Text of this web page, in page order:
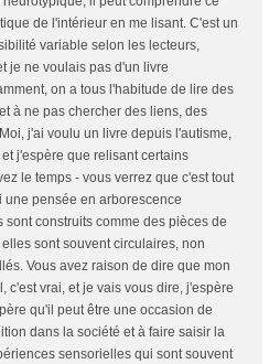
de l'intérieur en me lisant. C'est un
variable selon les lecteurs,
je ne voulais pas d'un livre
on a tous l'habitude de lire des
à ne pas chercher des liens, des
j'ai voulu un livre depuis l'autisme,
j'espère que relisant certains
le temps - vous verrez que c'est tout
une pensée en arborescence
sont construits comme des pièces de
sont souvent circulaires, non
Vous avez raison de dire que mon
c'est vrai, et je vais vous dire, j'espère
qu'il peut être une occasion de
dans la société et à faire saisir la
sensorielles qui sont souvent